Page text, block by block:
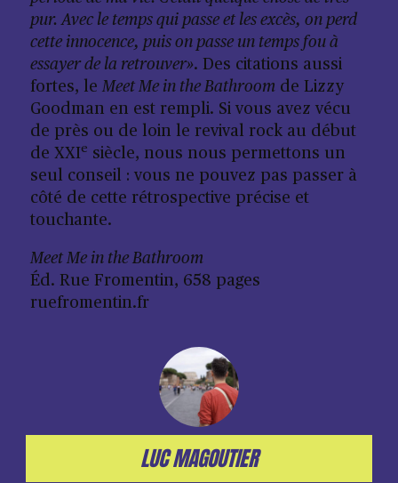
pur. Avec le temps qui passe et les excès, on perd
cette innocence, puis on passe un temps fou à
essayer de la retrouver». Des citations aussi
fortes, le Meet Me in the Bathroomde Lizzy
Goodman en est rempli. Si vous avez vécu
de près ou de loin le revival rock au début
de XXIe siècle, nous nous permettons un
seul conseil : vous ne pouvez pas passer à
côté de cette rétrospective précise et
touchante.
Meet Me in the Bathroom
Éd. Rue Fromentin, 658 pages
ruefromentin.fr
LUC MAGOUTIER